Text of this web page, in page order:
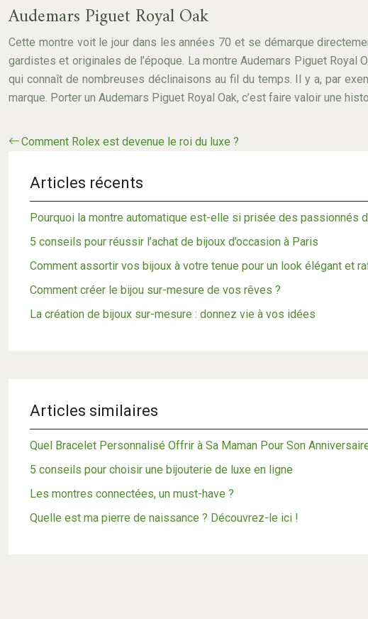
Audemars Piguet Royal Oak
Cette montre voit le jour dans les années 70 et se démarque
gardistes et originales de l’époque. La montre Audemars Piguet Royal
qui connaît de nombreuses déclinaisons au fil du temps. Il y a, par
marque. Porter un Audemars Piguet Royal Oak, c’est faire valoir une
Comment Rolex est devenue le roi du luxe ?
Articles récents
Pourquoi la montre automatique est-elle si prisée des passionnés
5 conseils pour réussir l’achat de bijoux d’occasion à Paris
Comment assortir vos bijoux à votre tenue pour un look élégant et
Comment créer le bijou sur-mesure de vos rêves ?
La création de bijoux sur-mesure : donnez vie à vos idées
Articles similaires
Quel Bracelet Personnalisé Offrir à Sa Maman Pour Son
5 conseils pour choisir une bijouterie de luxe en ligne
Les montres connectées, un must-have ?
Quelle est ma pierre de naissance ? Découvrez-le ici !